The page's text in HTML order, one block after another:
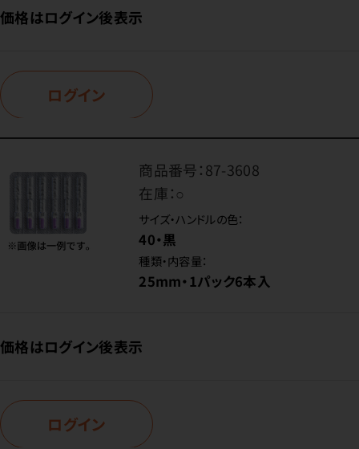
価格はログイン後表示
ログイン
商品番号：87-3608
在庫：○
サイズ・ハンドルの色：
40・黒
種類・内容量：
25mm・1パック6本入
価格はログイン後表示
ログイン